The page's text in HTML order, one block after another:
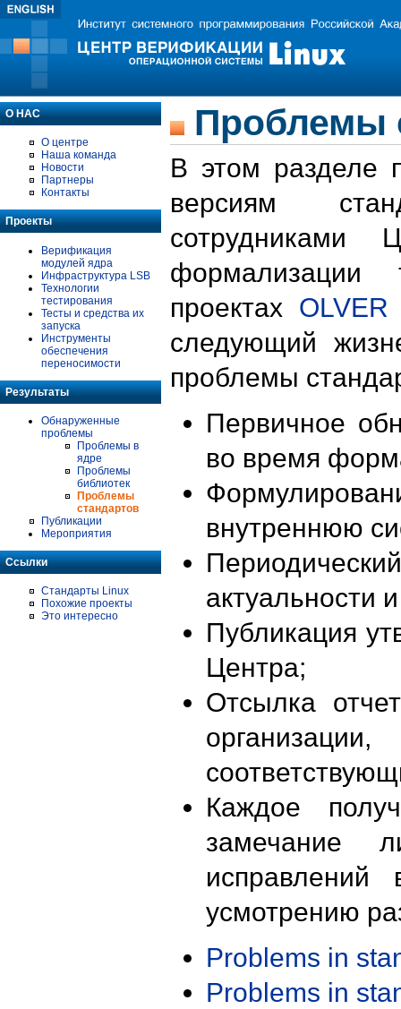
О НАС
О центре
Наша команда
Новости
Партнеры
Контакты
Проекты
Верификация
модулей ядра
Инфраструктура LSB
Технологии
тестирования
Тесты и средства их
запуска
Инструменты
обеспечения
переносимости
Результаты
Обнаруженные
проблемы
Проблемы в
ядре
Проблемы
библиотек
Проблемы
стандартов
Публикации
Мероприятия
Ссылки
Стандарты Linux
Похожие проекты
Это интересно
Проблемы
В этом разделе
версиям
формализации
проектах OLVER
следующий
проблемы
Первичное
во время
внутреннюю
актуальности
Публикация
Центра;
Отсылка
Каждое
замечание
исправлений
усмотрению
Problems in
Problems in